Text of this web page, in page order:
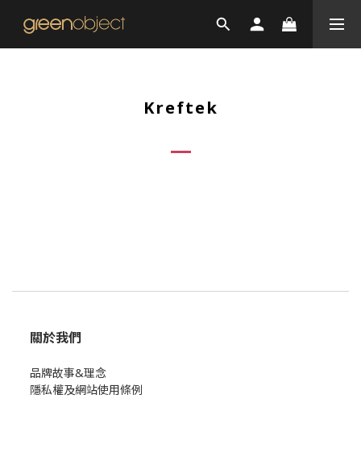
Kreftek
關於我們
品牌故事&理念
隱私權及網站使用條例